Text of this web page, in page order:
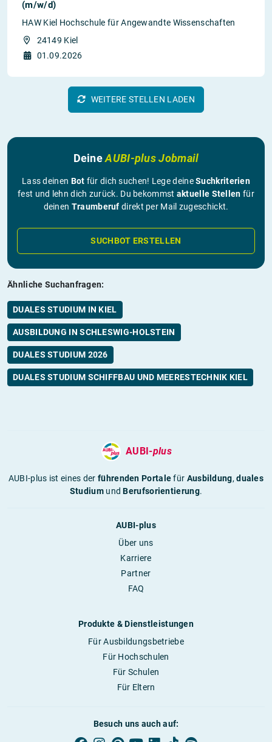
(m/w/d)
HAW Kiel Hochschule für Angewandte Wissenschaften
24149 Kiel
01.09.2026
WEITERE STELLEN LADEN
DeineAUBI-plus Jobmail
Lass deinen Bot für dich suchen! Lege deineSuchkriterien
fest und lehn dich zurück. Du bekommst aktuelle Stellen für
deinen Traumberuf direkt per Mail zugeschickt.
SUCHBOT ERSTELLEN
Ähnliche Suchanfragen:
DUALES STUDIUM IN KIEL
AUSBILDUNG IN SCHLESWIG-HOLSTEIN
DUALES STUDIUM 2026
DUALES STUDIUM SCHIFFBAU UND MEERESTECHNIK KIEL
AUBI-plus
AUBI-plus ist eines derführenden Portalefür Ausbildung,duales
StudiumundBerufsorientierung.
AUBI-plus
Über uns
Karriere
Partner
FAQ
Produkte & Dienstleistungen
Für Ausbildungsbetriebe
Für Hochschulen
Für Schulen
Für Eltern
Besuch uns auch auf: